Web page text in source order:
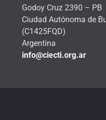
Godoy Cruz 2390 – PB
Ciudad Autónoma de
(C1425FQD)
Argentina
info@ciecti.org.ar